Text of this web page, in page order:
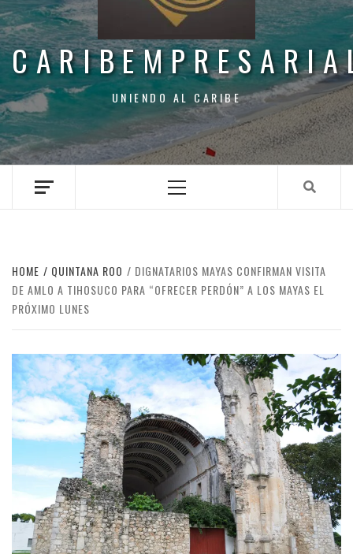
UNIENDO AL CARIBE
Menu
HOME QUINTANA ROO
DIGNATARIOS MAYAS CONFIRMAN VISITA
DE AMLO A TIHOSUCO PARA “OFRECER PERDÓN” A LOS MAYAS EL
PRÓXIMO LUNES